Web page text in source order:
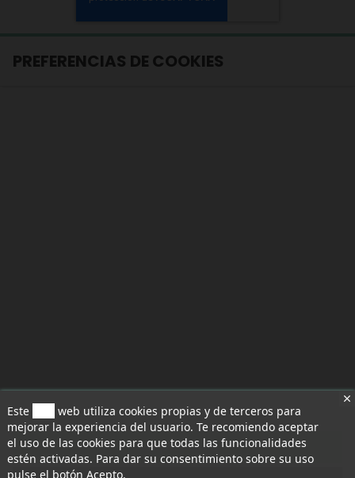
Este
web utiliza cookies propias y de terceros para
mejorar la experiencia del usuario. Te recomiendo aceptar
el uso de las cookies para que todas las funcionalidades
estén activadas. Para dar su consentimiento sobre su uso
pulse el botón Acepto.
PREFERENCIAS DE COOKIES
Aceptar todo